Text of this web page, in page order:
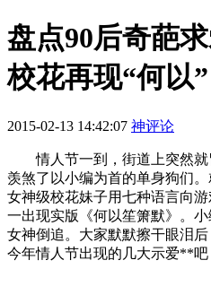
盘点90后奇葩
校花再现“何以”
2015-02-13 14:42:07 神评论
情人节一到，街道上突然就
羡煞了以小编为首的单身狗们
女神级校花妹子用七种语言向
一出现实版《何以笙箫默》。
女神倒追。大家默默擦干眼泪
今年情人节出现的几大示爱**吧